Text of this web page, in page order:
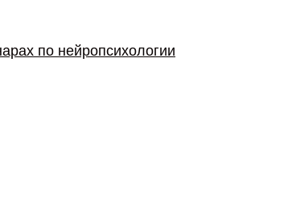
по нейропсихологии